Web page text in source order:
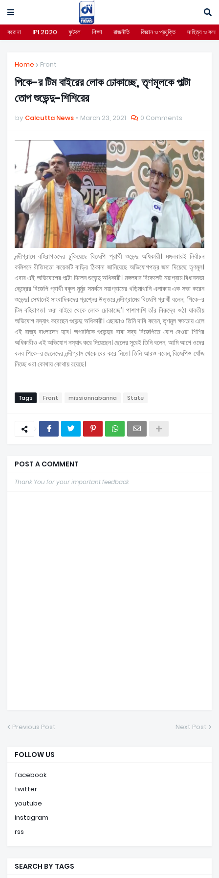
করোনা IPL2020 ফুটবল শিক্ষা রাজনীতি বিজ্ঞান ও প্রযুক্তি সাহিত্য ও কলা
Home Front
পিকে-র টিম বাইরের লোক ঢোকাচ্ছে, তৃণমূলকে পাল্টা
তোপ শুভেন্দু-শিশিরের
by Calcutta News March 23, 2021 0 Comments
নন্দীগ্রামে বহিরাগতদের ঢুকিয়েছে বিজেপি প্রার্থী শুভেন্দু অধিকারী। মঙ্গলবারই নির্বাচন
কমিশনে রীতিমতো কয়েকটি বাড়ির ঠিকানা জানিয়েছে অভিযোগপত্র জমা দিয়েছে তৃণমূল।
এবার এই অভিযোগের পাল্টা দিলেন শুভেন্দু অধিকারী। মঙ্গলবার বিকেলেই নয়াগ্রাম বিধানসভা
কেন্দ্রের বিজেপি প্রার্থী বকুল মুর্মুর সমর্থনে নয়াগ্রামের খড়িমাথানি এলাকায় এক সভা করেন
শুভেন্দু। সেখানেই সাংবাদিকদের প্রশ্নের উত্তরে নন্দীগ্রামের বিজেপি প্রার্থী বলেন, ‘পিকে-র
টিম বহিরাগত। ওরা বাইরে থেকে লোক ঢোকাচ্ছে’। পাশাপাশি তাঁর বিরুদ্ধে ওঠা যাবতীয়
অভিযোগ নস্যাৎ করেছেন শুভেন্দু অধিকারী। এছাড়াও তিনি দাবি করেন, তৃণমূল ক্ষমতায় এলে
এই রাজ্য বাংলাদেশ হবে। অপরদিকে শুভেন্দুর বাবা সদ্য বিজেপিতে যোগ দেওয়া শিশির
অধিকারীও এই অভিযোগ নস্যাৎ করে দিয়েছেন। ছেলের সুরেই তিনি বলেন, আমি আগে ওদের
বলব পিকে-র ছেলেদের নন্দীগ্রাম থেকে বের করে নিতে। তিনি আরও বলেন, বিজেপিও খোঁজ
নিচ্ছে ওরা কোথায় কোথায় রয়েছে।
Tags Front missionnabanna State
POST A COMMENT
Thank You for your important feedback
Previous Post Next Post
FOLLOW US
facebook
twitter
youtube
instagram
rss
SEARCH BY TAGS